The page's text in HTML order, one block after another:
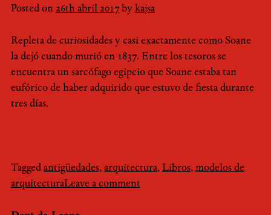
Posted on 26th abril 2017by kajsa
Repleta de curiosidades y casi exactamente como Soane
la dejó cuando murió en 1837. Entre los tesoros se
encuentra un sarcófago egipcio que Soane estaba tan
eufórico de haber adquirido que estuvo de fiesta durante
tres días.
Tagged antigüedades, arquitectura, Libros, modelos de
arquitecturaLeave a comment